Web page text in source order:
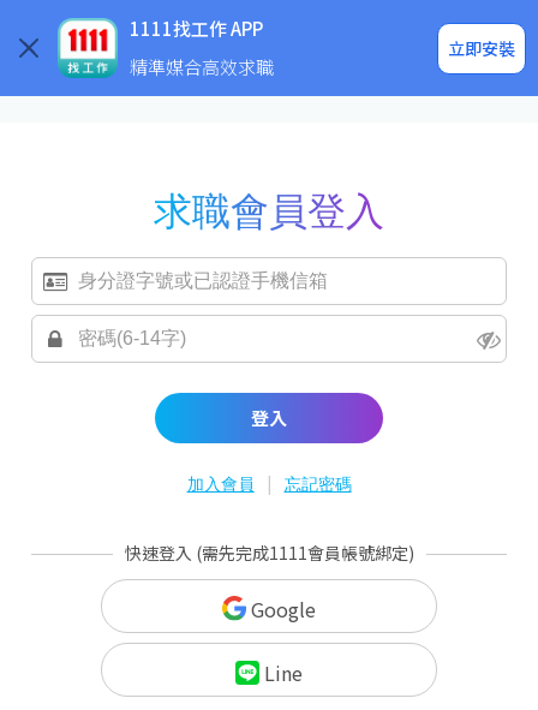
1111找工作 APP
精準媒合高效求職
立即安裝
企業求才
求職會員登入
登入
加入會員 | 忘記密碼
快速登入 (需先完成1111會員帳號綁定)
Google
Line